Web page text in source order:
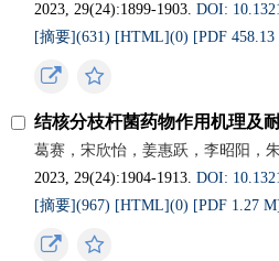
2023, 29(24):1899-1903.DOI:
[摘要](631) [HTML](0) [PDF
结核分枝杆菌药物作用机理及
葛赛，宋欣怡，姜惠跃，李昭阳，
2023, 29(24):1904-1913.DOI:
[摘要](967) [HTML](0) [PDF 1.27